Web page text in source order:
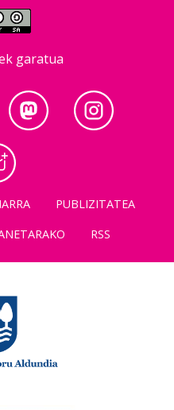
garatua
PUBLIZITATEA
RSS